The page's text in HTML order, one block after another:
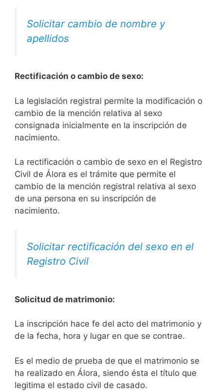
Solicitar cambio de nombre y
apellidos
Rectificación o cambio de sexo:
La legislación registral permite la modificación o
cambio de la mención relativa al sexo
consignada inicialmente en la inscripción de
nacimiento.
La rectificación o cambio de sexo en el Registro
Civil de Álora es el trámite que permite el
cambio de la mención registral relativa al sexo
de una persona en su inscripción de
nacimiento.
Solicitar rectificación del sexo en el
Registro Civil
Solicitud de matrimonio:
La inscripción hace fe del acto del matrimonio y
de la fecha, hora y lugar en que se contrae.
Es el medio de prueba de que el matrimonio se
ha realizado en Álora, siendo ésta el título que
legitima el estado civil de casado.